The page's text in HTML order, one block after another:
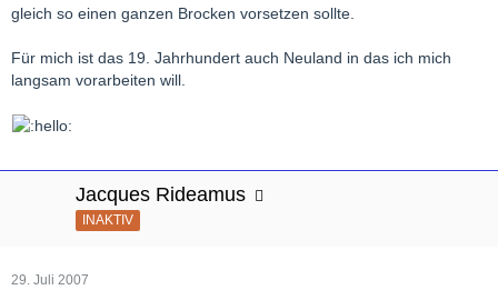
gleich so einen ganzen Brocken vorsetzen sollte.
Für mich ist das 19. Jahrhundert auch Neuland in das ich mich
langsam vorarbeiten will.
Jacques Rideamus
INAKTIV
29. Juli 2007